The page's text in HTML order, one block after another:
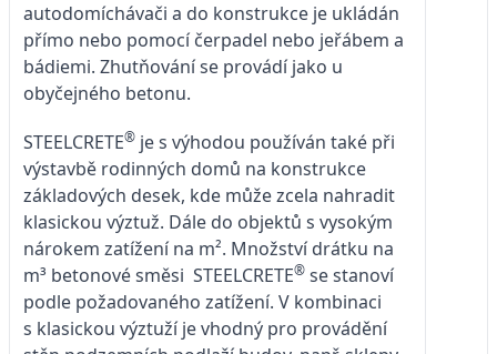
autodomíchávači a do konstrukce je ukládán
přímo nebo pomocí čerpadel nebo jeřábem a
bádiemi. Zhutňování se provádí jako u
obyčejného betonu.
STEELCRETE® je s výhodou používán také při
výstavbě rodinných domů na konstrukce
základových desek, kde může zcela nahradit
klasickou výztuž. Dále do objektů s vysokým
nárokem zatížení na m². Množství drátku na
m³ betonové směsi STEELCRETE® se stanoví
podle požadovaného zatížení. V kombinaci
s klasickou výztuží je vhodný pro provádění